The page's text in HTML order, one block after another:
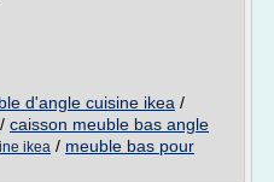
d'angle cuisine ikea /
/ caisson meuble bas angle
ikea / meuble bas pour